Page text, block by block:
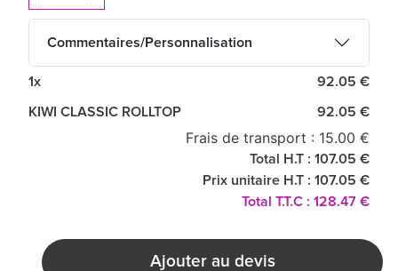
Commentaires/Personnalisation
1x 92.05 €
KIWI CLASSIC ROLLTOP 92.05 €
Frais de transport : 15.00 €
Total H.T : 107.05 €
Prix unitaire H.T : 107.05 €
Total T.T.C : 128.47 €
Ajouter au devis